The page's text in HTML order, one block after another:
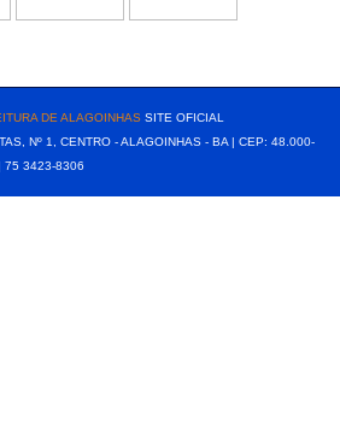
DE ALAGOINHASSITE OFICIAL
Nº 1, CENTRO - ALAGOINHAS - BA | CEP: 48.000-
75 3423-8306⠀⠀⠀⠀⠀⠀⠀⠀⠀⠀